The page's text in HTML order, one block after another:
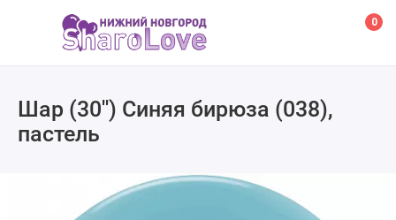
0
Шар (30'') Синяя бирюза (038),
пастель